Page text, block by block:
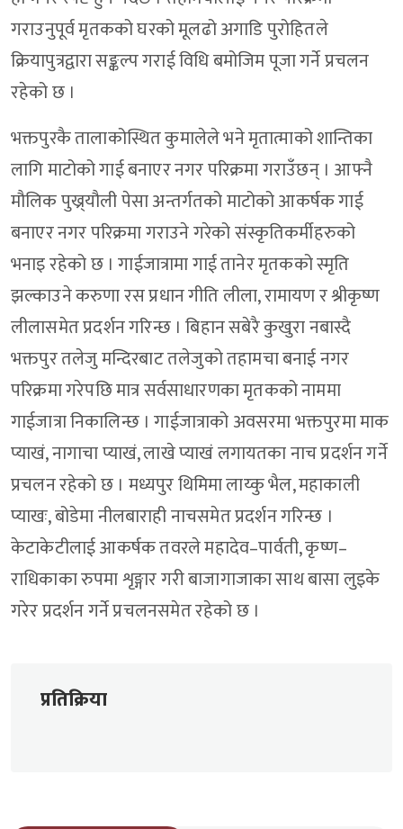
गराउनुपूर्व मृतकको घरको मूलढो अगाडि पुरोहितले
क्रियापुत्रद्वारा सङ्कल्प गराई विधि बमोजिम पूजा गर्ने प्रचलन
रहेको छ ।
भक्तपुरकै तालाकोस्थित कुमालेले भने मृतात्माको शान्तिका
लागि माटोको गाई बनाएर नगर परिक्रमा गराउँछन् । आफ्नै
मौलिक पुख्र्यौली पेसा अन्तर्गतको माटोको आकर्षक गाई
बनाएर नगर परिक्रमा गराउने गरेको संस्कृतिकर्मीहरुको
भनाइ रहेको छ । गाईजात्रामा गाई तानेर मृतकको स्मृति
झल्काउने करुणा रस प्रधान गीति लीला, रामायण र श्रीकृष्ण
लीलासमेत प्रदर्शन गरिन्छ । बिहान सबेरै कुखुरा नबास्दै
भक्तपुर तलेजु मन्दिरबाट तलेजुको तहामचा बनाई नगर
परिक्रमा गरेपछि मात्र सर्वसाधारणका मृतकको नाममा
गाईजात्रा निकालिन्छ । गाईजात्राको अवसरमा भक्तपुरमा माक
प्याखं, नागाचा प्याखं, लाखे प्याखं लगायतका नाच प्रदर्शन गर्ने
प्रचलन रहेको छ । मध्यपुर थिमिमा लाय्कु भैल, महाकाली
प्याखः, बोडेमा नीलबाराही नाचसमेत प्रदर्शन गरिन्छ ।
केटाकेटीलाई आकर्षक तवरले महादेव–पार्वती, कृष्ण–
राधिकाका रुपमा शृङ्गार गरी बाजागाजाका साथ बासा लुइके
गरेर प्रदर्शन गर्ने प्रचलनसमेत रहेको छ ।
प्रतिक्रिया